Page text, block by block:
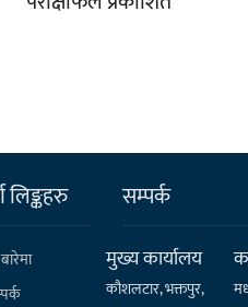
लिङ्कहरु सम्पर्क
मुख्य कार्यालय
कौशलटार, भक्तपुर,